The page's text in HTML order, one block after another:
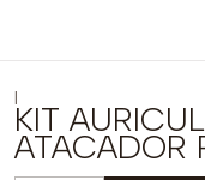
|
KIT
ATACADOR